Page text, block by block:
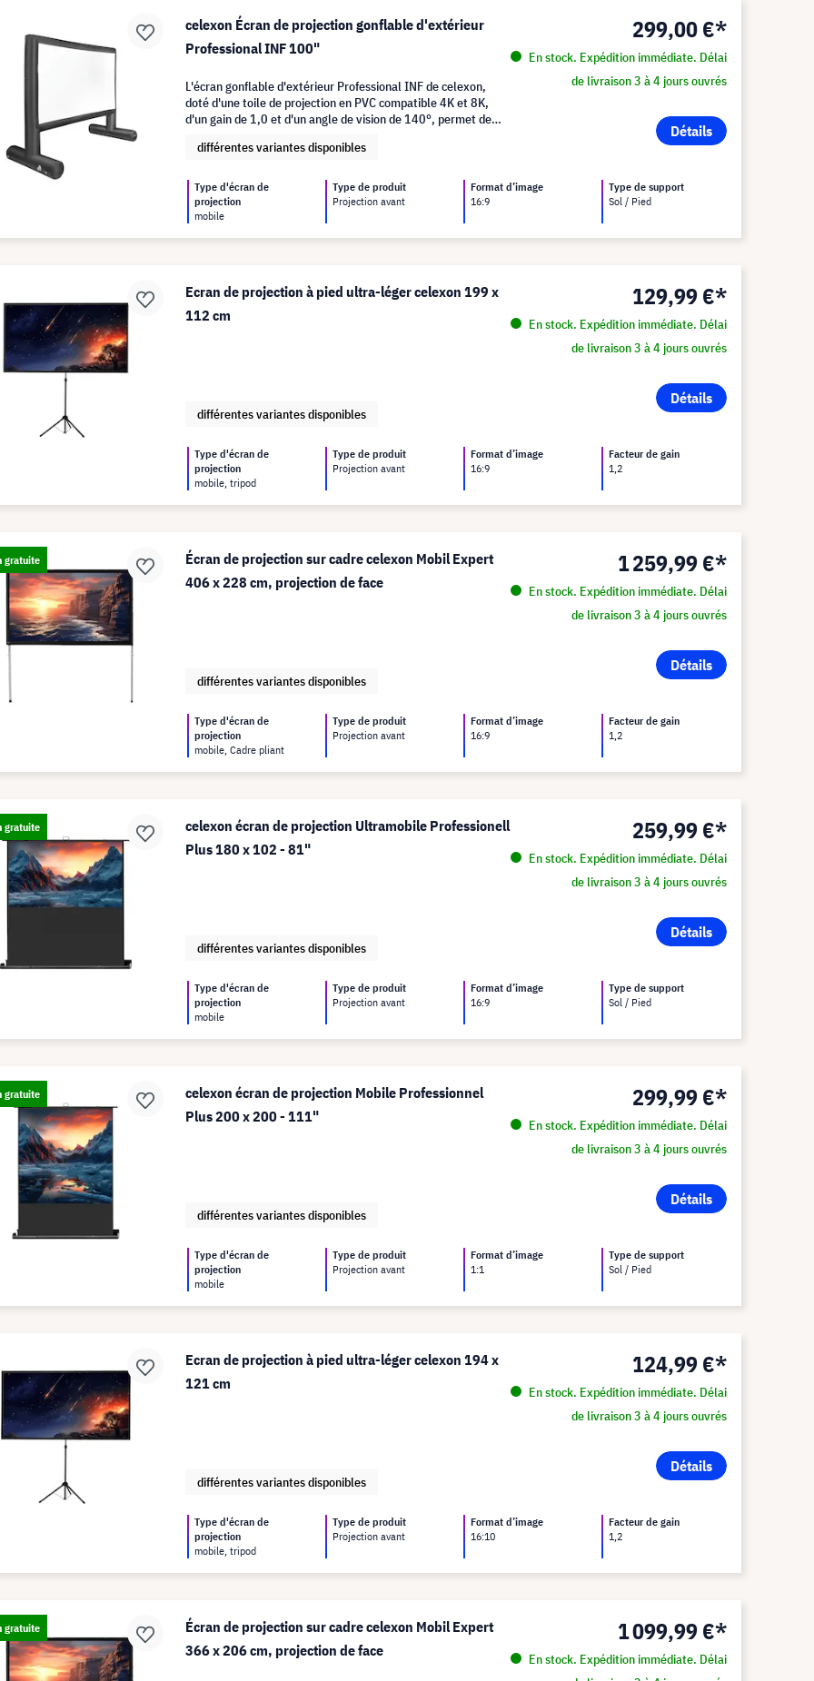
celexon Écran de projection gonflable d'extérieur
Professional INF 100"
299,00 €*
En stock. Expédition immédiate. Délai
de livraison 3 à 4 jours ouvrés
Détails
L'écran gonflable d'extérieur Professional INF de celexon,
doté d'une toile de projection en PVC compatible 4K et 8K,
d'un gain de 1,0 et d'un angle de vision de 140°, permet de
jardin.
différentes variantes disponibles
Type d'écran de
projection
mobile
Type de produit
Projection avant
Format d’image
16:9
Type de support
Sol / Pied
Ecran de projection à pied ultra-léger celexon 199 x
112 cm
129,99 €*
En stock. Expédition immédiate. Délai
de livraison 3 à 4 jours ouvrés
Détails
différentes variantes disponibles
Type d'écran de
projection
mobile, tripod
Type de produit
Projection avant
Format d’image
16:9
Facteur de gain
1,2
gratuite
Écran de projection sur cadre celexon Mobil Expert
406 x 228 cm, projection de face
1 259,99 €*
En stock. Expédition immédiate. Délai
de livraison 3 à 4 jours ouvrés
Détails
différentes variantes disponibles
Type d'écran de
projection
mobile, Cadre pliant
Type de produit
Projection avant
Format d’image
16:9
Facteur de gain
1,2
gratuite
celexon écran de projection Ultramobile Professionell
Plus 180 x 102 - 81"
259,99 €*
En stock. Expédition immédiate. Délai
de livraison 3 à 4 jours ouvrés
Détails
différentes variantes disponibles
Type d'écran de
projection
mobile
Type de produit
Projection avant
Format d’image
16:9
Type de support
Sol / Pied
gratuite
celexon écran de projection Mobile Professionnel
Plus 200 x 200 - 111"
299,99 €*
En stock. Expédition immédiate. Délai
de livraison 3 à 4 jours ouvrés
Détails
différentes variantes disponibles
Type d'écran de
projection
mobile
Type de produit
Projection avant
Format d’image
1:1
Type de support
Sol / Pied
Ecran de projection à pied ultra-léger celexon 194 x
121 cm
124,99 €*
En stock. Expédition immédiate. Délai
de livraison 3 à 4 jours ouvrés
Détails
différentes variantes disponibles
Type d'écran de
projection
mobile, tripod
Type de produit
Projection avant
Format d’image
16:10
Facteur de gain
1,2
gratuite
Écran de projection sur cadre celexon Mobil Expert
366 x 206 cm, projection de face
1 099,99 €*
En stock. Expédition immédiate. Délai